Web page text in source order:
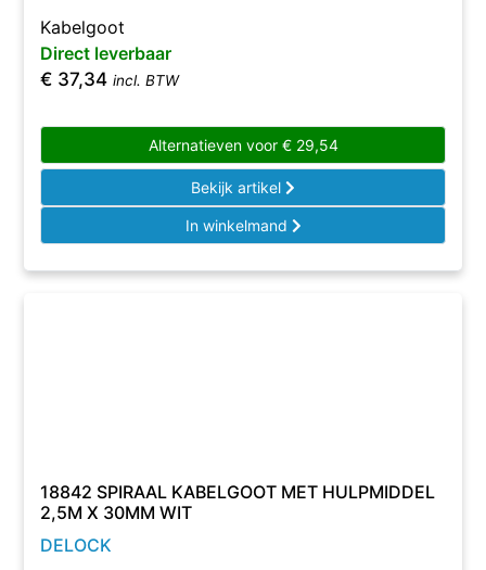
Kabelgoot
Direct leverbaar
€ 37,34 incl. BTW
Alternatieven voor €29,54
Bekijk artikel
In winkelmand
18842 SPIRAAL KABELGOOT MET HULPMIDDEL
2,5M X 30MM WIT
DELOCK